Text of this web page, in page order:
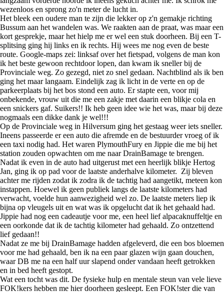
wezenloos en sprong zo'n meter de lucht in.
Het bleek een oudere man te zijn die lekker op z'n gemakje richting
Bussum aan het wandelen was. We raakten aan de praat, was maar een
kort gesprekje, maar het hielp me er wel een stuk doorheen. Bij een T-
splitsing ging hij links en ik rechts. Hij wees me nog even de beste
route. Google-maps zei: linksaf over het fietspad, volgens de man kon
ik het beste gewoon rechtdoor lopen, dan kwam ik sneller bij de
Provinciale weg. Zo gezegd, niet zo snel gedaan. Nachtblind als ik ben
ging het maar langaam. Eindelijk zag ik licht in de verte en op de
parkeerplaats bij het bos stond een auto. Er stapte een, voor mij
onbekende, vrouw uit die me een zakje met daarin een blikje cola en
een snickers gaf. Suikers!! Ik heb geen idee wie het was, maar bij deze
nogmaals een dikke dank je wel!!!
Op de Provinciale weg in Hilversum ging het gestaag weer iets sneller.
Ineens passeerde er een auto die afremde en de bestuurder vroeg of ik
een taxi nodig had. Het waren PlymouthFury en Jippie die me bij het
station zouden opwachten om me naar DrainBamage te brengen.
Nadat ik even in de auto had uitgerust met een heerlijk blikje Hertog
Jan, ging ik op pad voor de laatste anderhalve kilometer. Zij bleven
achter me rijden zodat ik zodra ik de tachtig had aangetikt, meteen kon
instappen. Hoewel ik geen publiek langs de laatste kilometers had
verwacht, voelde hun aanwezigheid wel zo. De laatste meters liep ik
bijna op vleugels uit en wat was ik opgelucht dat ik het gehaald had.
Jippie had nog een cadeautje voor me, een heel lief alpacaknuffeltje en
een oorkonde dat ik de tachtig kilometer had gehaald. Zo ontzettend
lief gedaan!!
Nadat ze me bij DrainBamage hadden afgeleverd, die een bos bloemen
voor me had gehaald, ben ik na een paar glazen wijn gaan douchen,
waar DB me na een half uur slapend onder vandaan heeft getrokken
en in bed heeft gestopt.
Wat een tocht was dit. De fysieke hulp en mentale steun van vele lieve
FOK!kers hebben me hier doorheen gesleept. Een FOK!ster die van